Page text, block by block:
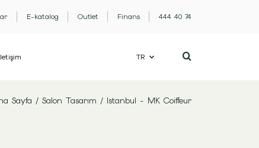
E-katalog Outlet Finans 444 40 74
TR
Sayfa / Salon Tasarım / Istanbul - MK Coiffeur